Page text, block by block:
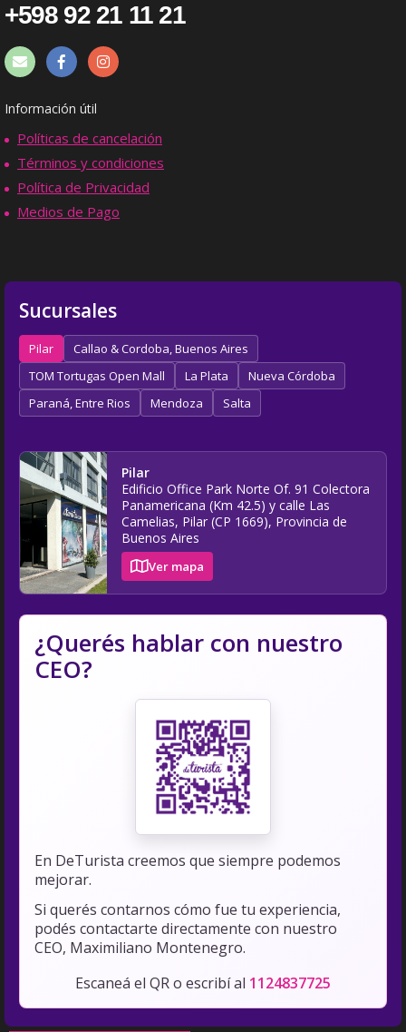
+598 92 21 11 21
Información útil
Políticas de cancelación
Términos y condiciones
Política de Privacidad
Medios de Pago
Sucursales
Pilar
Callao & Cordoba, Buenos Aires
TOM Tortugas Open Mall
La Plata
Nueva Córdoba
Paraná, Entre Rios
Mendoza Salta
Pilar
Edificio Office Park Norte Of. 91 Colectora
Panamericana (Km 42.5) y calle Las
Camelias, Pilar (CP 1669), Provincia de
Buenos Aires
Ver mapa
¿Querés hablar con nuestro
CEO?
En DeTurista creemos que siempre podemos
mejorar.
Si querés contarnos cómo fue tu experiencia,
podés contactarte directamente con nuestro
CEO, Maximiliano Montenegro.
Escaneá el QR o escribí al 1124837725